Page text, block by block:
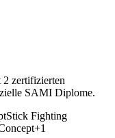
zertifizierten
SAMI Diplome.
Stick Fighting
+1